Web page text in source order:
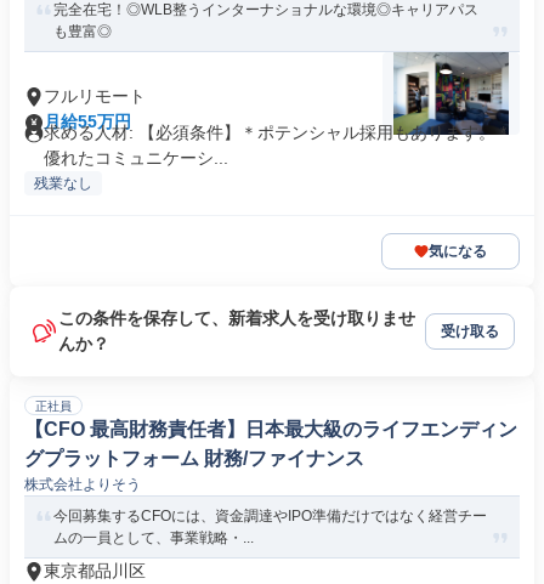
完全在宅！◎WLB整うインターナショナルな環境◎キャリアパス
も豊富◎
フルリモート
月給55万円
求める人材: 【必須条件】＊ポテンシャル採用もあります。 *
優れたコミュニケーシ...
残業なし
気になる
この条件を保存して、新着求人を受け取りませ
んか？
受け取る
正社員
【CFO 最高財務責任者】日本最大級のライフエンディン
グプラットフォーム 財務/ファイナンス
株式会社よりそう
今回募集するCFOには、資金調達やIPO準備だけではなく経営チー
ムの一員として、事業戦略・...
東京都品川区